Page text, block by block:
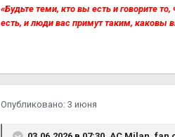
«Будьте теми, кто вы есть и говорите
есть, и люди вас примут таким, каковы
Опубликовано: 3 июня